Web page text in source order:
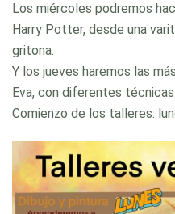
Los miércoles podremos
Harry Potter, desde una
gritona.
Y los jueves haremos las
Eva, con diferentes
Comienzo de los talleres: